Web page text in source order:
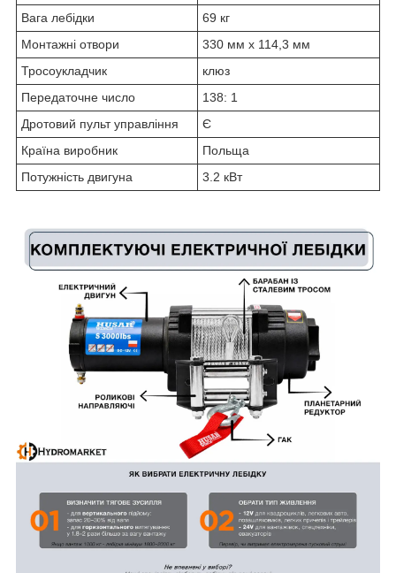
Вага лебідки
69 кг
Монтажні отвори
330 мм х 114,3 мм
Тросоукладчик
клюз
Передаточне число
138: 1
Дротовий пульт управління
Є
Країна виробник
Польща
Потужність двигуна
3.2 кВт